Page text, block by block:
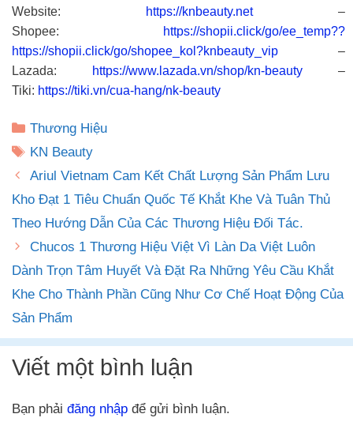
Website:
https://knbeauty.net–
Shopee:
https://shopii.click/go/ee_temp??
https://shopii.click/go/shopee_kol?knbeauty_vip –
Lazada:
https://www.lazada.vn/shop/kn-beauty –
Tiki: https://tiki.vn/cua-hang/nk-beauty
Danh
mục
Thương Hiệu
Thẻ
KN Beauty
Ariul Vietnam Cam Kết Chất Lượng Sản Phẩm Lưu
Kho Đạt 1 Tiêu Chuẩn Quốc Tế Khắt Khe Và Tuân Thủ
Theo Hướng Dẫn Của Các Thương Hiệu Đối Tác.
Chucos 1 Thương Hiệu Việt Vì Làn Da Việt Luôn
Dành Trọn Tâm Huyết Và Đặt Ra Những Yêu Cầu Khắt
Khe Cho Thành Phần Cũng Như Cơ Chế Hoạt Động Của
Sản Phẩm
Viết một bình luận
Bạn phải đăng nhập để gửi bình luận.